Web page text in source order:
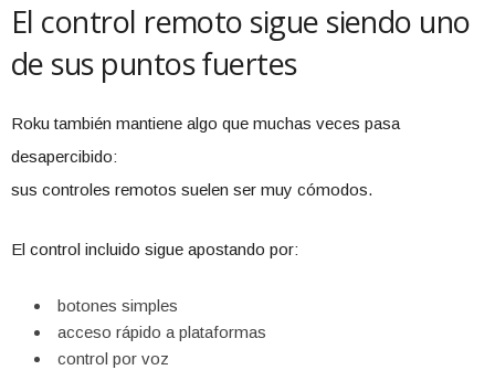
El control remoto sigue siendo uno
de sus puntos fuertes
Roku también mantiene algo que muchas veces pasa
desapercibido:
sus controles remotos suelen ser muy cómodos.
El control incluido sigue apostando por:
botones simples
acceso rápido a plataformas
control por voz